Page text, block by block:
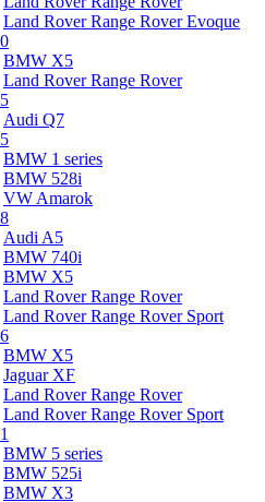
Land Rover Range Rover Evoque
BMW X5
Land Rover Range Rover
Audi Q7
BMW 1 series
BMW 528i
VW Amarok
Audi A5
BMW 740i
BMW X5
Land Rover Range Rover
Land Rover Range Rover Sport
BMW X5
Jaguar XF
Land Rover Range Rover
Land Rover Range Rover Sport
BMW 5 series
BMW 525i
BMW X3
есть на нашем сайте, ссылка